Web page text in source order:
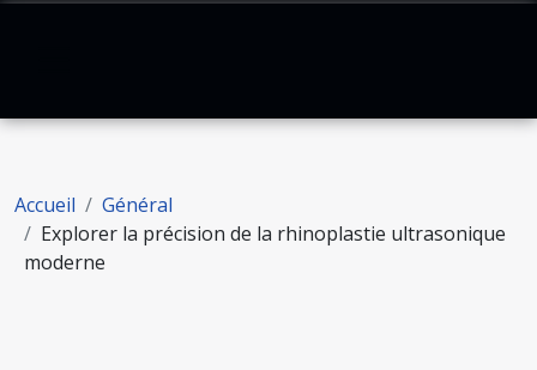
Accueil
Général
Explorer la précision de la rhinoplastie ultrasonique
moderne